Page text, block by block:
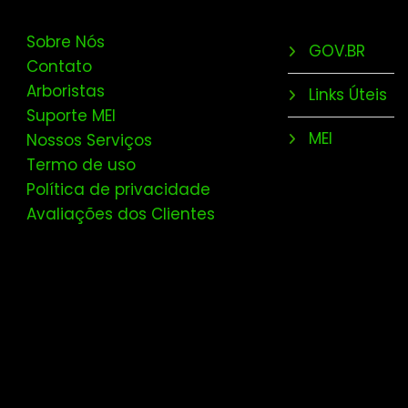
Sobre Nós
Contato
Arboristas
Suporte MEI
Nossos Serviços
Termo de uso
Política de privacidade
Avaliações dos Clientes
GOV.BR
Links Úteis
MEI